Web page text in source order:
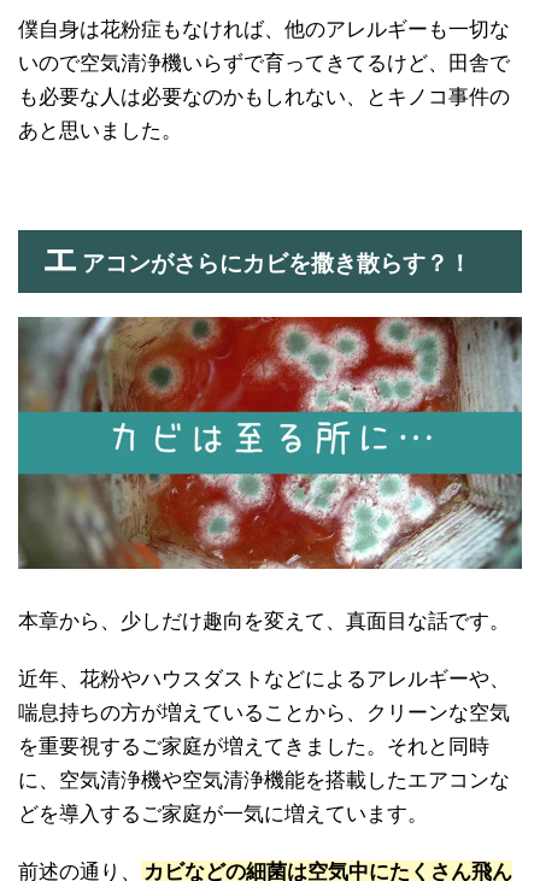
僕自身は花粉症もなければ、他のアレルギーも一切な
いので空気清浄機いらずで育ってきてるけど、田舎で
も必要な人は必要なのかもしれない、とキノコ事件の
あと思いました。
エ アコンがさらにカビを撒き散らす？！
本章から、少しだけ趣向を変えて、真面目な話です。
近年、花粉やハウスダストなどによるアレルギーや、
喘息持ちの方が増えていることから、クリーンな空気
を重要視するご家庭が増えてきました。それと同時
に、空気清浄機や空気清浄機能を搭載したエアコンな
どを導入するご家庭が一気に増えています。
前述の通り、 カビなどの細菌は空気中にたくさん飛ん